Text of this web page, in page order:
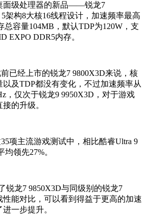
面级处理器的新品——锐龙7
架构8大核16线程设计，加速频率最高
总容量104MB，默认TDP为120W，支
EXPO DDR5内存。
已经上市的锐龙7 9800X3D来说，核
及TDP都没有变化，不过加速频率从
，仅次于锐龙9 9950X3D，对于游戏
的升级。
项主流游戏测试中，相比酷睿Ultra 9
领先27%。
锐龙7 9850X3D与同级别的锐龙7
性能对比，可以看到得益于更高的加速
一步提升。